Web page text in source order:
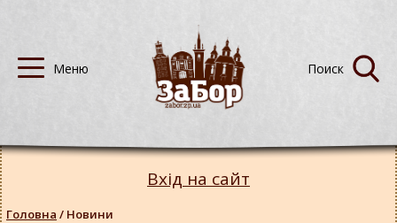
Вхід на сайт
Головна / Новини